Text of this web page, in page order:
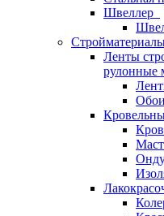
Швеллер
Ленты
рулонные
Обои